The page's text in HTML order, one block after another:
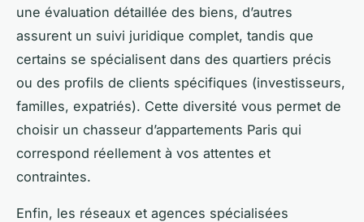
une évaluation détaillée des biens, d’autres
assurent un suivi juridique complet, tandis que
certains se spécialisent dans des quartiers précis
ou des profils de clients spécifiques (investisseurs,
familles, expatriés). Cette diversité vous permet de
choisir un chasseur d’appartements Paris qui
correspond réellement à vos attentes et
contraintes.
Enfin, les réseaux et agences spécialisées